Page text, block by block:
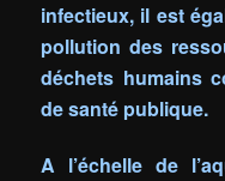
infectieux, il est
pollution des
déchets humains
de santé publique.
A l’échelle de